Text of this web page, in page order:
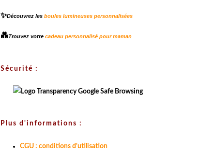
✨Découvrez les boules lumineuses personnalisées
💑Trouvez votre cadeau personnalisé pour maman
Sécurité :
Plus d'informations :
CGU : conditions d'utilisation